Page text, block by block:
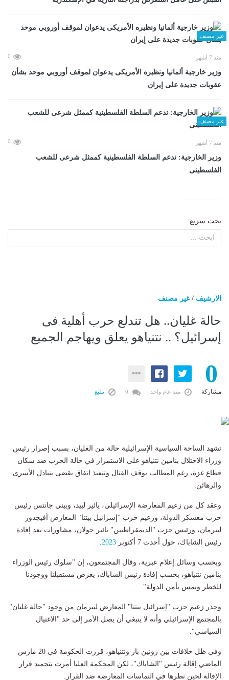
غير مصنف
منذ 7 أشهر 0
وزير خارجية ألمانيا ونظيره الأمريكى يدعوان لموقف أوروبي موحد بشأن
عقوبات جديدة على إيران
غير مصنف
منذ 7 أشهر 0
وزير الخارجية: ندعم السلطة الفلسطينية كممثل شرعى للشعب
الفلسطينى
بحث سريع:
الارشيف /غير مصنف
حالة غليان.. هل تندلع حرب أهلية فى
إسرائيل؟ .. نتنياهو يعلق ويهاجم الجميع
0
مشاركة منذ عام واحد تبليغ
تشهد الساحة السياسية الإسرائيلية حالة من الغليان، بسبب إصرار رئيس
وزراء الاحتلال بنامين نتنياهو على الاستمرار في حالة الحرب ضد سكان
قطاع غزة، رغم المطالب بوقف القتال وتنفيذ اتفاق يقضى بتبادل الأسرى
والرهائن.
وعقد كل من زعيم المعارضة الإسرائيلي، يائير لبيد، وبيني جانتس رئيس
حزب معسكر الدولة، وزعيم حزب "إسرائيل بيتنا" المعارض أفيجدور
ليبرمان، ورئيس حزب "الديمقراطيين" يائير جولان، مشاورات بعد إفادة
رئيس الشاباك، حول أحدث 7 أكتوبر
2023
وبحسب وسائل إعلام عبرية، وقال المجتمعون، إن "سلوك رئيس الوزراء
بنامين نتنياهو، بحسب إفادة رئيس الشاباك، يعرض مستقبلنا ووجودنا
للخطر ويمس بأمن الدولة".
وحذر زعيم حزب "إسرائيل بيتنا" المعارض ليبرمان من وجود "حالة غليان"
بالمجتمع الإسرائيلي وأنه لا ينبغي أن يصل الأمر إلى حد "الاغتيال
السياسي".
وفي ظل خلافات بين رونين بار ونتنياهو، قررت الحكومة في 20 مارس
الماضي إقالة رئيس "الشاباك"، لكن المحكمة العليا أمرت بتجميد قرار
الإقالة لحين نظرها في التماسات المعارضة ضد القرار.